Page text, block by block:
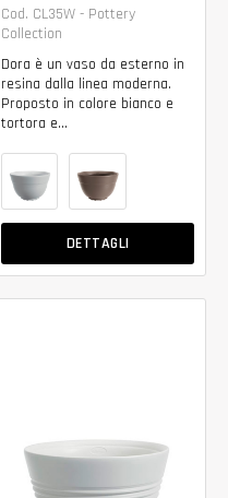
Cod. CL35W - Pottery
Collection
Dora è un vaso da esterno in
resina dalla linea moderna.
Proposto in colore bianco e
tortora e...
DETTAGLI